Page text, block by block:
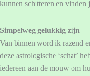
kunnen schitteren en vinden
Simpelweg gelukkig zijn
Van binnen word ik razend
deze astrologische ‘schat’
iedereen aan de mouw om